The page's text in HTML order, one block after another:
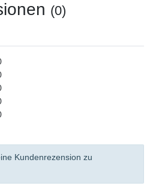
(0)
Kundenrezension zu